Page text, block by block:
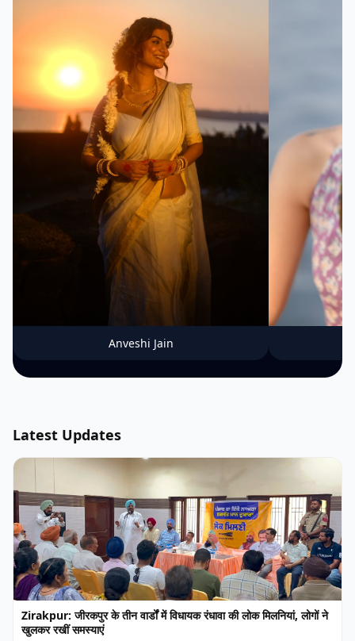
Anveshi Jain
Latest Updates
Zirakpur: जीरकपुर के तीन वार्डों में विधायक रंधावा की लोक मिलनियां, लोगों ने
खुलकर रखीं समस्याएं